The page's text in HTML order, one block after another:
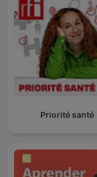
Priorité santé